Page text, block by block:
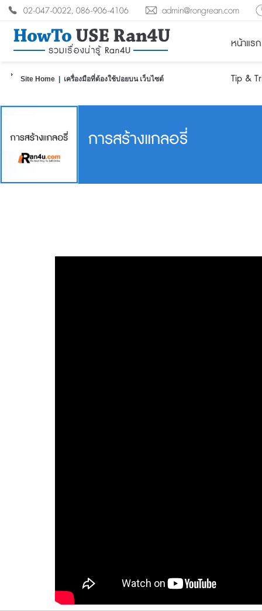
02-047-0022, 086-906-4106 admin@rongrean.com
หน้าแรก
Tip &
Site Home เครื่องมือที่ต้องใช้บ่อยบน เว็บไซต์
การสร้างแกลอรี่